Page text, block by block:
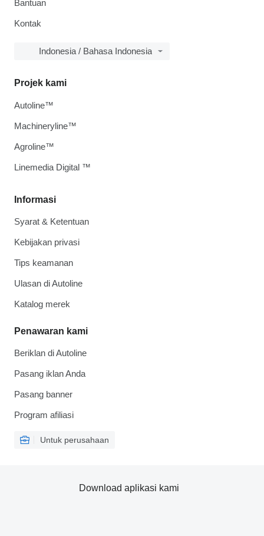
Bantuan
Kontak
Indonesia / Bahasa Indonesia
Informasi
Syarat & Ketentuan
Kebijakan privasi
Tips keamanan
Ulasan di Autoline
Katalog merek
Penawaran kami
Beriklan di Autoline
Pasang iklan Anda
Pasang banner
Program afiliasi
Untuk perusahaan
Projek kami
Autoline™
Machineryline™
Agroline™
Linemedia Digital ™
Download aplikasi kami